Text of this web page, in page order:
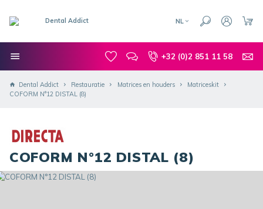
NL
+32 (0)2 851 11 58
Dental Addict Restauratie Matrices en houders
Matriceskit
COFORM N°12 DISTAL (8)
COFORM N°12 DISTAL (8)